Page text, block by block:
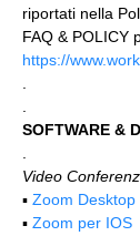
riportati nella
FAQ & POLICY
https://
SOFTWARE &
Video
▪️ Zoom Desktop
▪️ Zoom per IOS